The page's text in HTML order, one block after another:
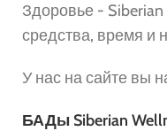
Здоровье -
средства, время и
У нас на сайте вы
БАДы Siberian